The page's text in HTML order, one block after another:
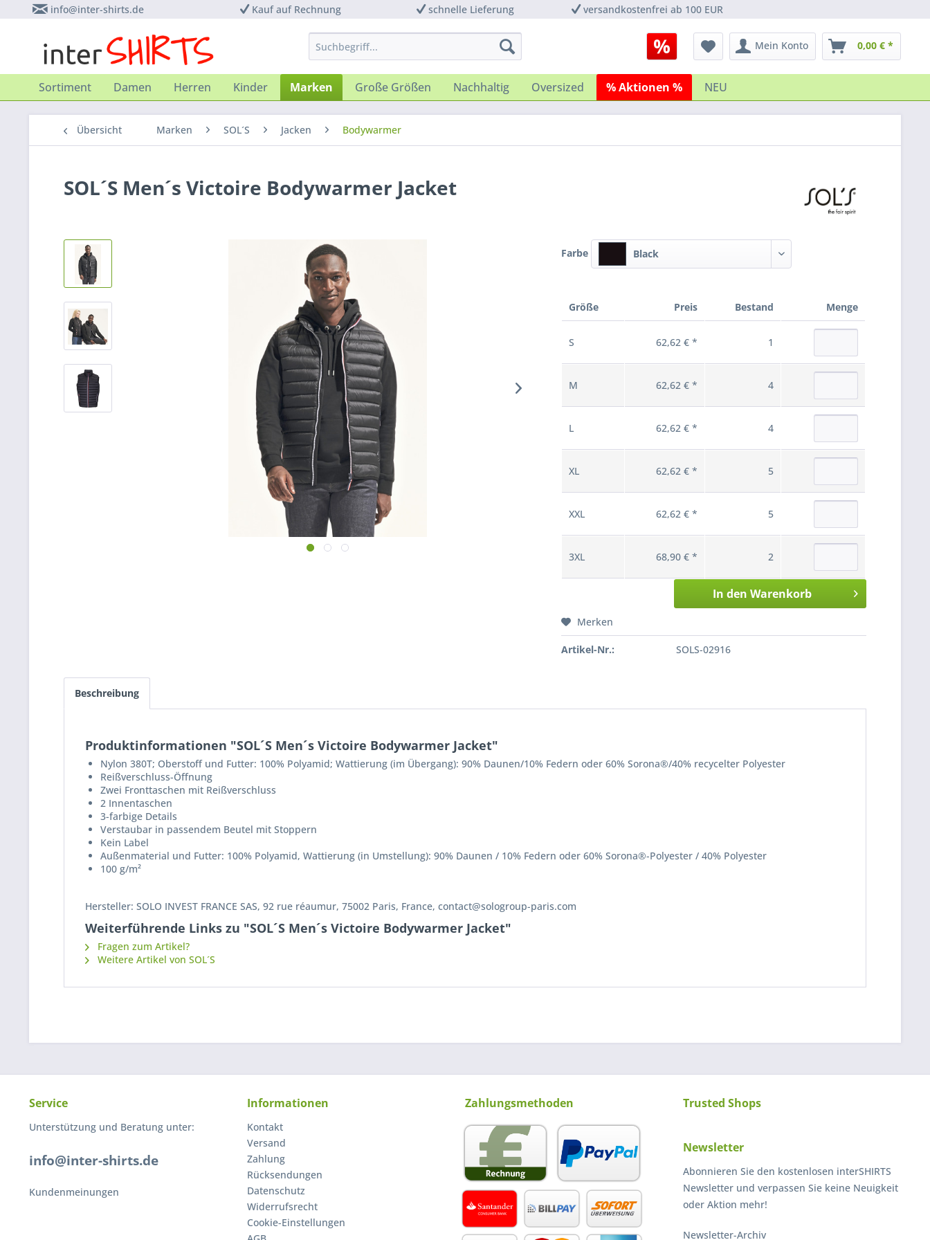
info@inter-shirts.de Kauf auf Rechnung schnelle Lieferung versandkostenfrei ab 100 EUR
Mein Konto 0,00 € *
Sortiment Damen Herren Kinder Marken Große Größen Nachhaltig Oversized % Aktionen % NEU
Übersicht Marken SOL´S Jacken Bodywarmer
SOL´S Men´s Victoire Bodywarmer Jacket
Farbe Black
Größe Preis Bestand Menge
S 62,62 € * 1
M 62,62 € * 4
L 62,62 € * 4
XL 62,62 € * 5
XXL 62,62 € * 5
3XL 68,90 € * 2
In den Warenkorb
Merken
Artikel-Nr.: SOLS-02916
Beschreibung
Produktinformationen "SOL´S Men´s Victoire Bodywarmer Jacket"
Nylon 380T; Oberstoff und Futter: 100% Polyamid; Wattierung (im Übergang): 90% Daunen/10% Federn oder 60% Sorona®/40% recycelter Polyester
Reißverschluss-Öffnung
Zwei Fronttaschen mit Reißverschluss
2 Innentaschen
3-farbige Details
Verstaubar in passendem Beutel mit Stoppern
Kein Label
Außenmaterial und Futter: 100% Polyamid, Wattierung (in Umstellung): 90% Daunen / 10% Federn oder 60% Sorona®-Polyester / 40% Polyester
100 g/m²
Hersteller: SOLO INVEST FRANCE SAS, 92 rue réaumur, 75002 Paris, France, contact@sologroup-paris.com
Weiterführende Links zu "SOL´S Men´s Victoire Bodywarmer Jacket"
Fragen zum Artikel?
Weitere Artikel von SOL´S
Service
Unterstützung und Beratung unter:
info@inter-shirts.de
Kundenmeinungen
Informationen
Kontakt
Versand
Zahlung
Rücksendungen
Datenschutz
Widerrufsrecht
Cookie-Einstellungen
Zahlungsmethoden Trusted Shops
Newsletter
Abonnieren Sie den kostenlosen interSHIRTS
Newsletter und verpassen Sie keine Neuigkeit
oder Aktion mehr!
Newsletter-Archiv